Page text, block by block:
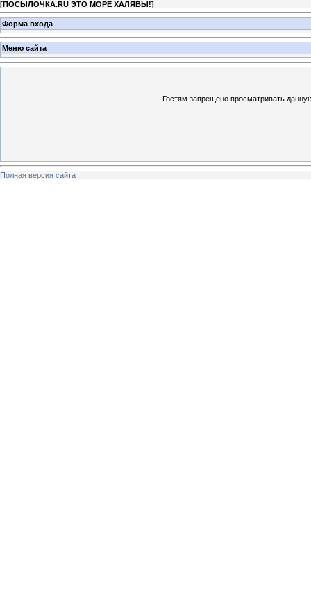
[ПОСЫЛОЧКА.RU ЭТО МОРЕ ХАЛЯВЫ!]
Форма входа
Меню сайта
Гостям запрещено просматривать
Полная версия сайта